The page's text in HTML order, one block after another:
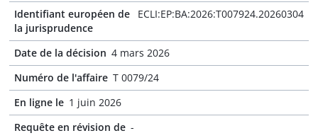
Identifiant européen de
la jurisprudence
ECLI:EP:BA:2026:T007924.20260304
Date de la décision 4 mars 2026
Numéro de l'affaire T 0079/24
En ligne le 1 juin 2026
Requête en révision de -